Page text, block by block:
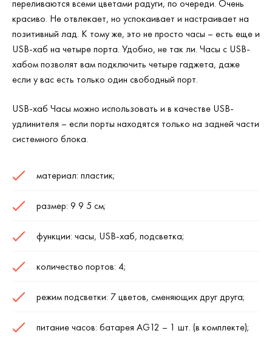
переливаются всеми цветами радуги, по очереди. Очень
красиво. Не отвлекает, но успокаивает и настраивает на
позитивный лад. К тому же, это не просто часы – есть еще и
USB-хаб на четыре порта. Удобно, не так ли. Часы с USB-
хабом позволят вам подключить четыре гаджета, даже
если у вас есть только один свободный порт.
USB-хаб Часы можно использовать и в качестве USB-
удлинителя – если порты находятся только на задней части
системного блока.
материал: пластик;
размер: 9 9 5 см;
функции: часы, USB-хаб, подсветка;
количество портов: 4;
режим подсветки: 7 цветов, сменяющих друг друга;
питание часов: батарея AG12 – 1 шт. (в комплекте);